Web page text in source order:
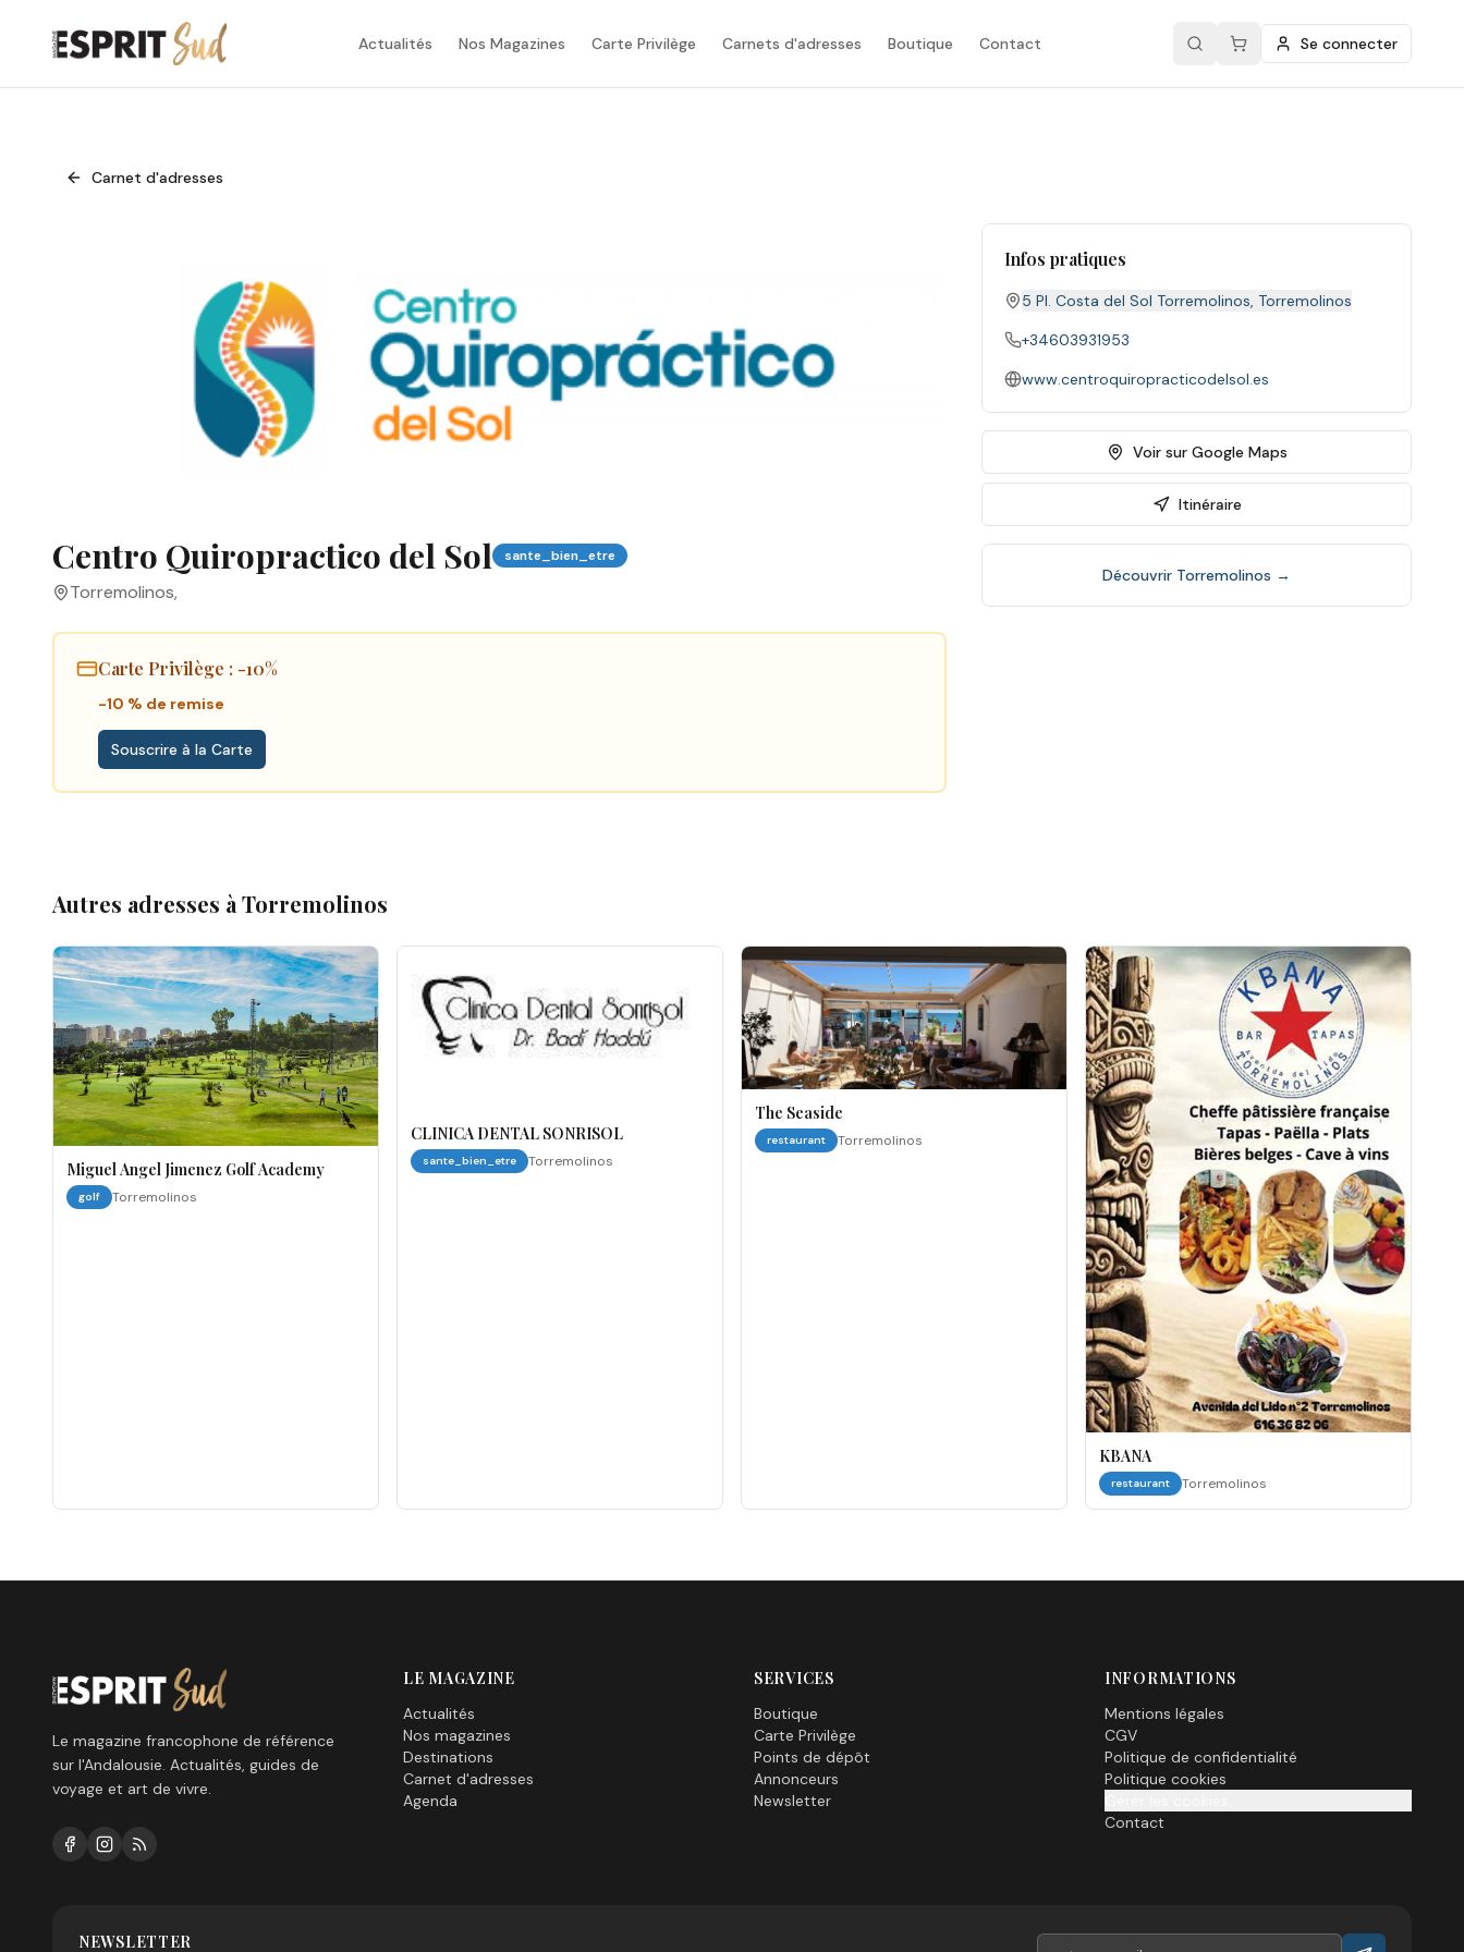
Actualités Nos Magazines Carte Privilège Carnets d'adresses Boutique Contact Se connecter
Carnet d'adresses
Centro Quiropractico del Sol sante_bien_etre
Torremolinos,
Carte Privilège : -10%
-10 % de remise
Souscrire à la Carte
Infos pratiques
5 Pl. Costa del Sol Torremolinos, Torremolinos
+34603931953
www.centroquiropracticodelsol.es
Voir sur Google Maps
Itinéraire
Découvrir Torremolinos →
Autres adresses à Torremolinos
Miguel Angel Jimenez Golf Academy
golf Torremolinos
CLINICA DENTAL SONRISOL
sante_bien_etre Torremolinos
The Seaside
restaurant Torremolinos
KBANA
restaurant Torremolinos
Le magazine francophone de référence
sur l'Andalousie. Actualités, guides de
voyage et art de vivre.
LE MAGAZINE
Actualités
Nos magazines
Destinations
Carnet d'adresses
Agenda
SERVICES
Boutique
Carte Privilège
Points de dépôt
Annonceurs
Newsletter
INFORMATIONS
Mentions légales
CGV
Politique de confidentialité
Politique cookies
Contact
NEWSLETTER